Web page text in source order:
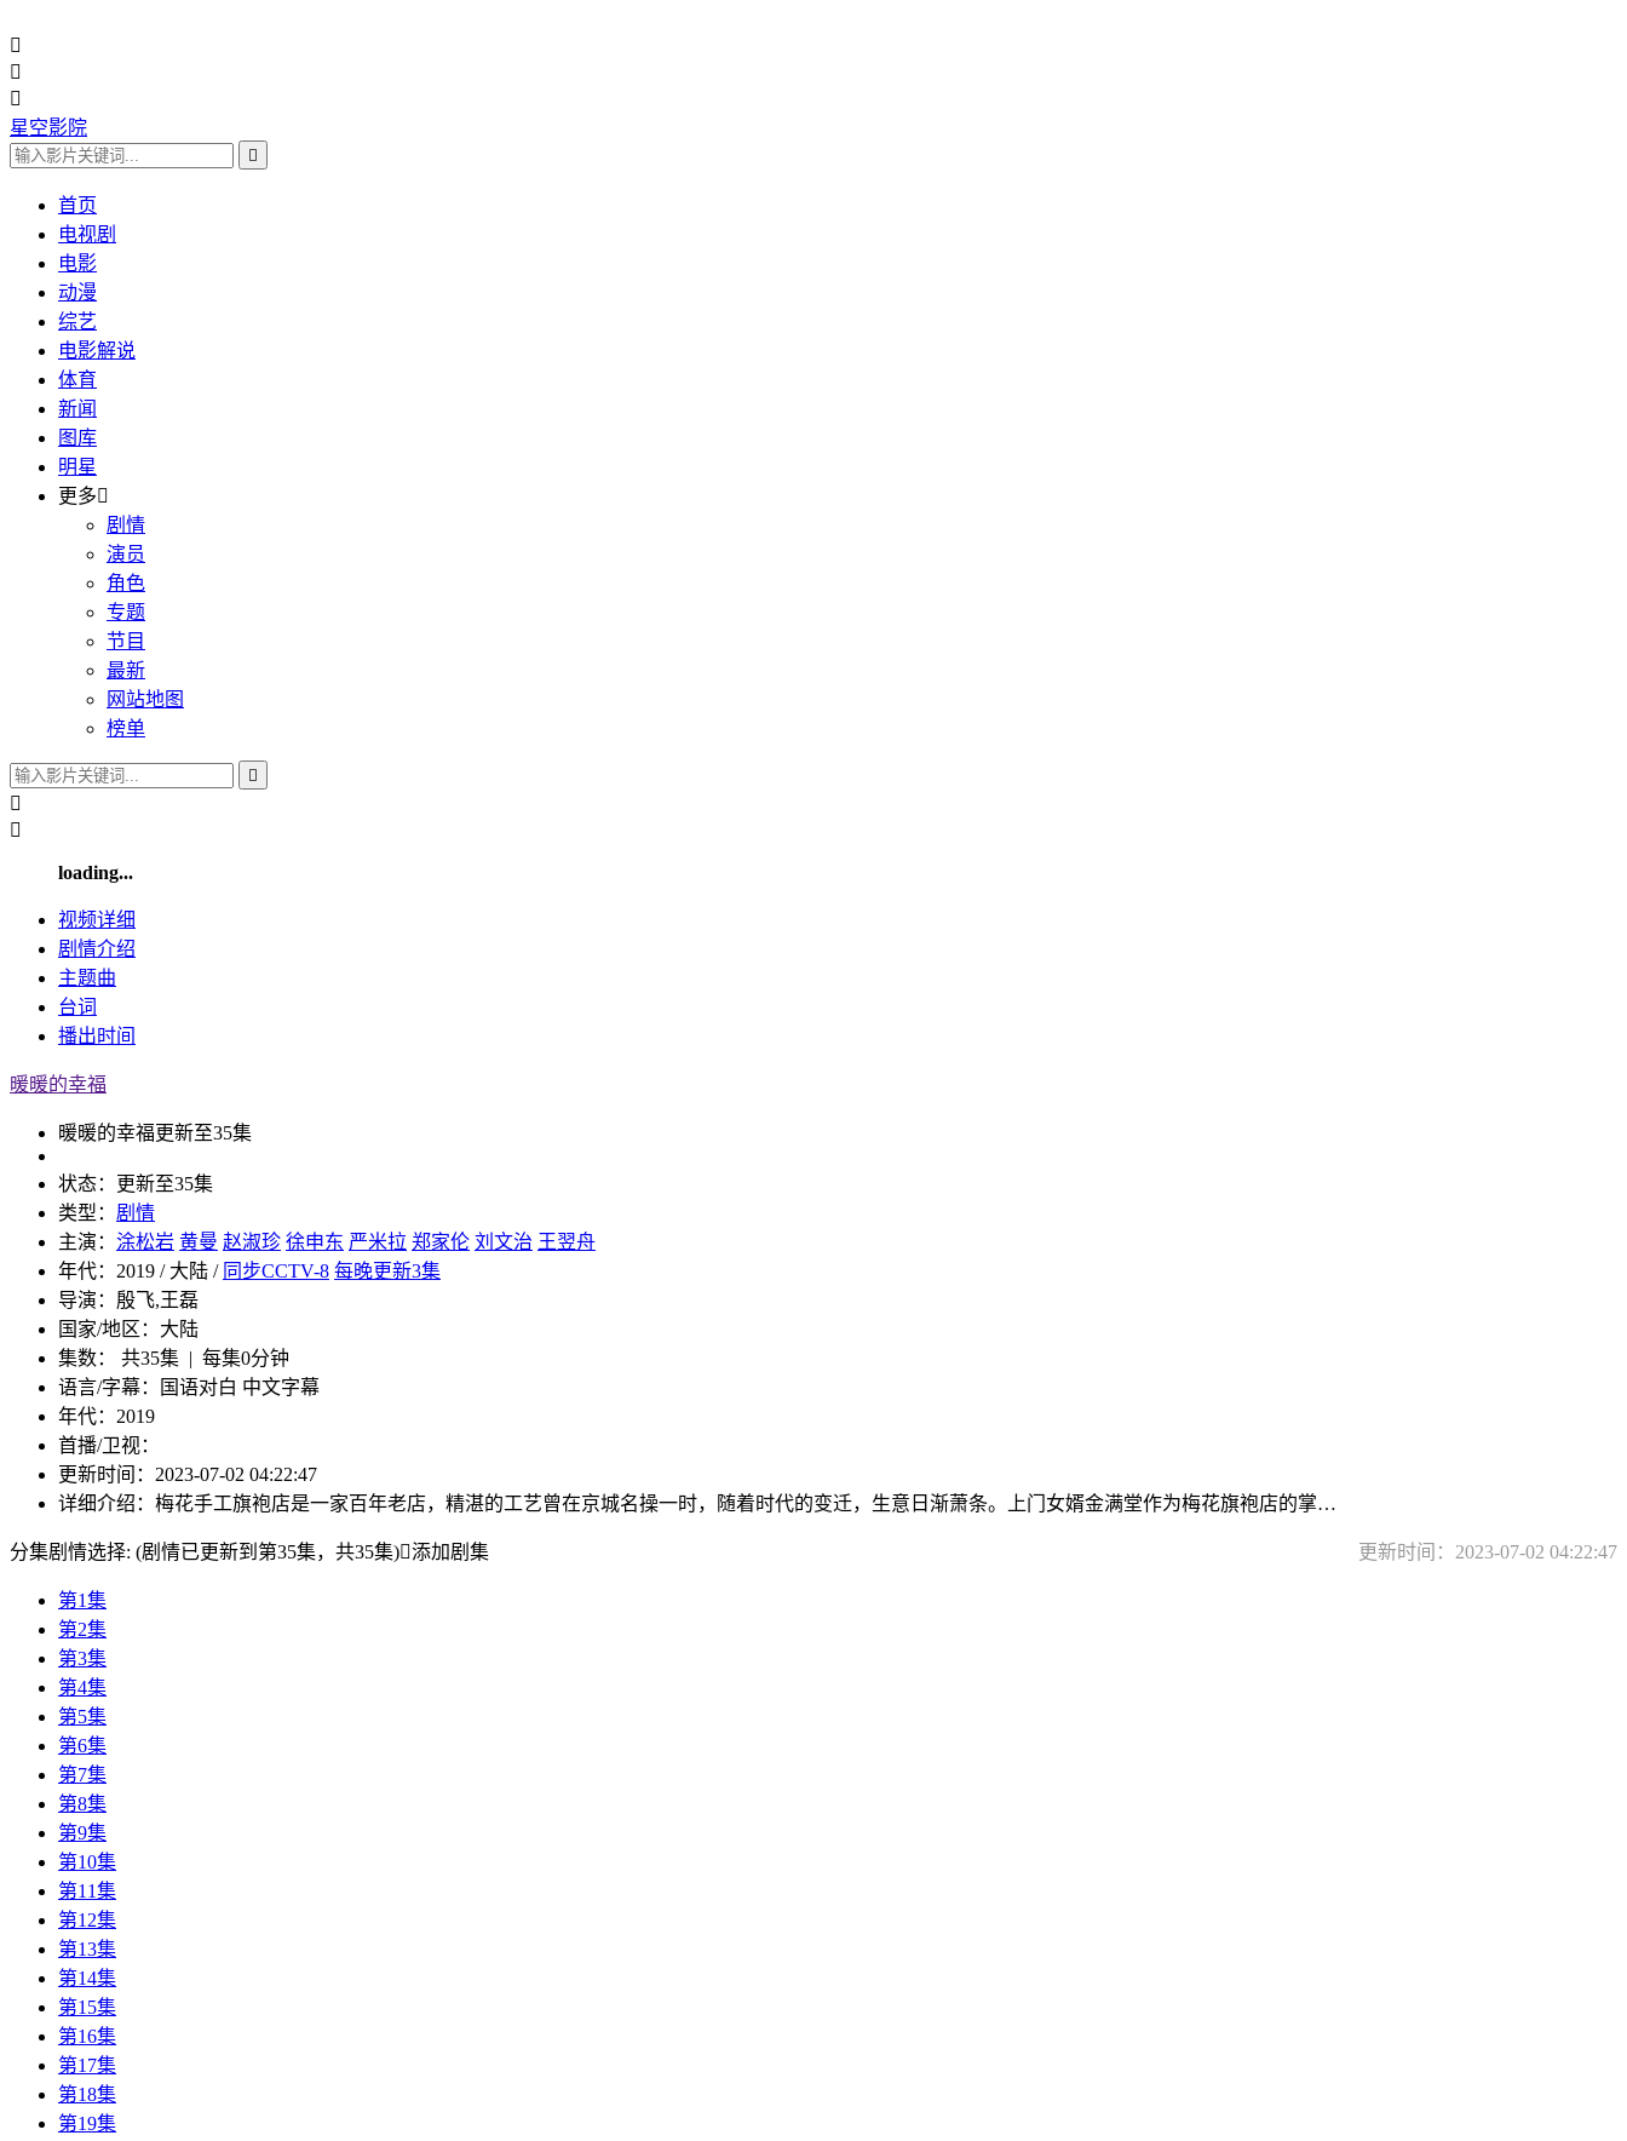



星空影院

首页
电视剧
电影
动漫
综艺
电影解说
体育
新闻
图库
明星
更多
剧情
演员
角色
专题
节目
最新
网站地图
榜单



loading...
视频详细
剧情介绍
主题曲
台词
播出时间
暖暖的幸福
暖暖的幸福更新至35集
状态：
更新至35集
类型： 剧情
主演： 涂松岩 黄曼 赵淑珍 徐申东 严米拉 郑家伦 刘文治 王翌舟
年代： 2019 / 大陆 / 同步CCTV-8 每晚更新3集
导演： 殷飞,王磊
国家/地区： 大陆
集数：
共35集 | 每集0分钟
语言/字幕：
国语对白 中文字幕
年代： 2019
首播/卫视：
更新时间： 2023-07-02 04:22:47
详细介绍： 梅花手工旗袍店是一家百年老店，精湛的工艺曾在京城名操一时，随着时代的变迁，生意日渐萧条。上门女婿金满堂作为梅花旗袍店的掌…
分集剧情选择: (剧情已更新到第35集，共35集)添加剧集 更新时间：2023-07-02 04:22:47
第1集
第2集
第3集
第4集
第5集
第6集
第7集
第8集
第9集
第10集
第11集
第12集
第13集
第14集
第15集
第16集
第17集
第18集
第19集